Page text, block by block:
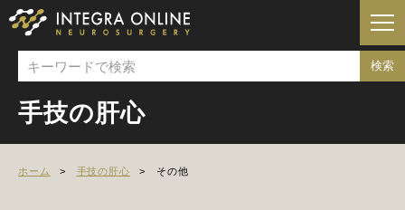
手技の肝心
ホーム 手技の肝心 その他